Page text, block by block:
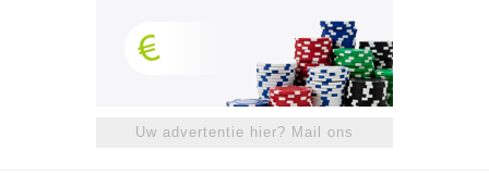
Uw advertentie hier? Mail ons